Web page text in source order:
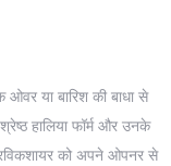
ओवर या बारिश की बाधा से
हालिया फॉर्म और उनके
को अपने ओपनर से